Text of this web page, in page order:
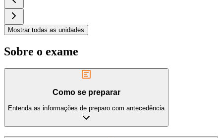
Mostrar todas as unidades
Sobre o exame
Como se preparar
Entenda as informações de preparo com antecedência